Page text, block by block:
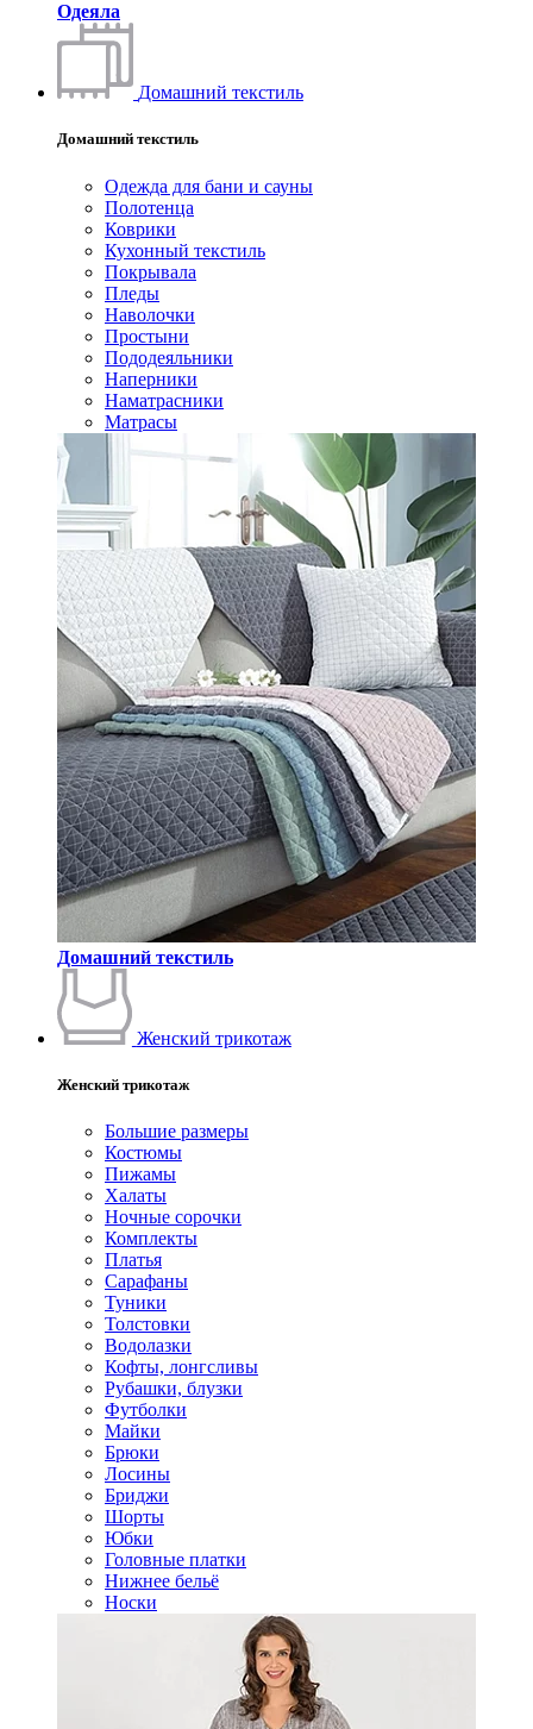
Одеяла
Домашний текстиль
Домашний текстиль
Одежда для бани и сауны
Полотенца
Коврики
Кухонный текстиль
Покрывала
Пледы
Наволочки
Простыни
Пододеяльники
Наперники
Наматрасники
Матрасы
Домашний текстиль
Женский трикотаж
Женский трикотаж
Большие размеры
Костюмы
Пижамы
Халаты
Ночные сорочки
Комплекты
Платья
Сарафаны
Туники
Толстовки
Водолазки
Кофты, лонгсливы
Рубашки, блузки
Футболки
Майки
Брюки
Лосины
Бриджи
Шорты
Юбки
Головные платки
Нижнее бельё
Носки